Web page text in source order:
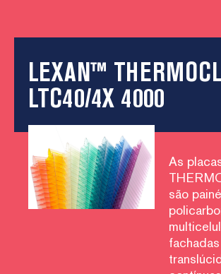
LEXAN™
LTC40/4X 4000
As
são
fachadas